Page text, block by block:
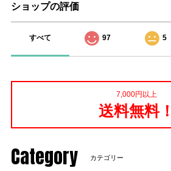
ショップの評価
すべて 97 5
7,000円以上
送料無料！
Category カテゴリー